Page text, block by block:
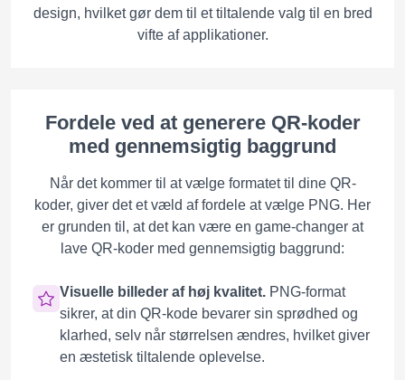
design, hvilket gør dem til et tiltalende valg til en bred
vifte af applikationer.
Fordele ved at generere QR-koder
med gennemsigtig baggrund
Når det kommer til at vælge formatet til dine QR-
koder, giver det et væld af fordele at vælge PNG. Her
er grunden til, at det kan være en game-changer at
lave QR-koder med gennemsigtig baggrund:
Visuelle billeder af høj kvalitet. PNG-format
sikrer, at din QR-kode bevarer sin sprødhed og
klarhed, selv når størrelsen ændres, hvilket giver
en æstetisk tiltalende oplevelse.